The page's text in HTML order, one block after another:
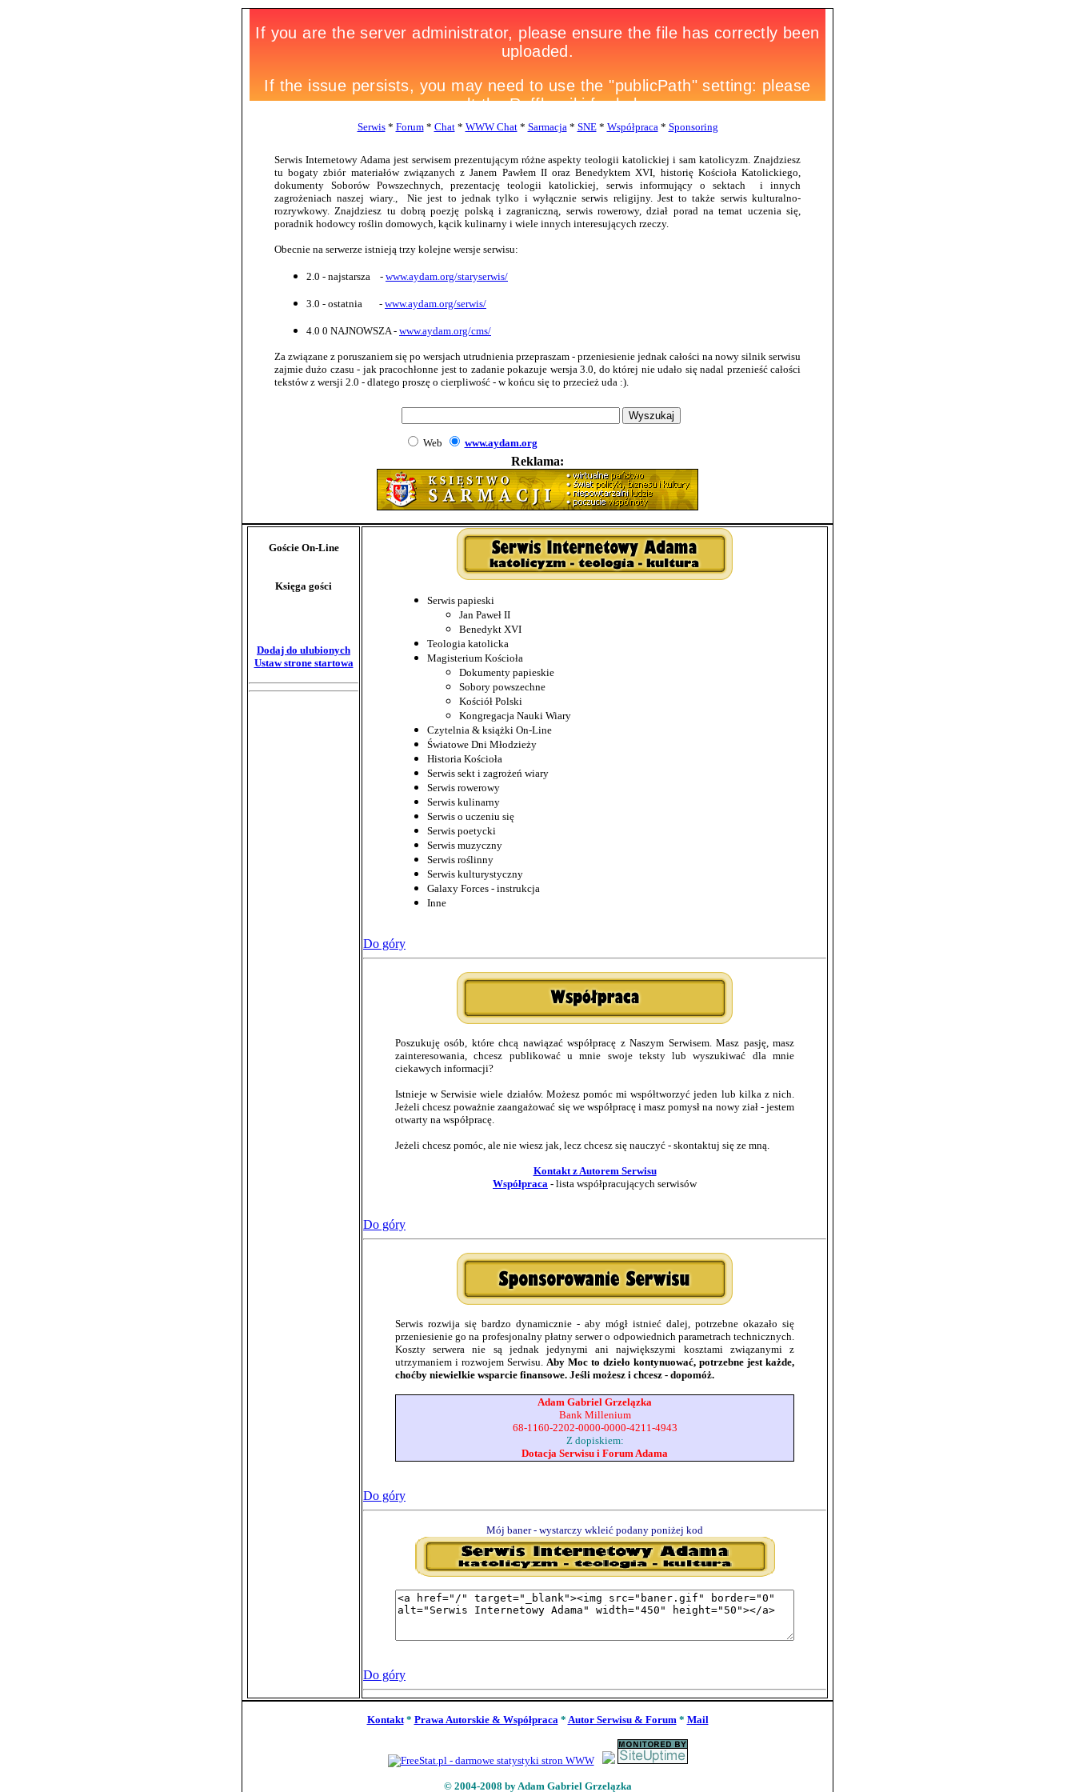
Serwis* Forum* Chat* WWW Chat* Sarmacja* SNE* Współpraca* Sponsoring
Serwis Internetowy Adama jest serwisem prezentującym różne aspekty teologii katolickiej i sam katolicyzm. Znajdziesz
tu bogaty zbiór materiałów związanych z Janem Pawłem II oraz Benedyktem XVI, historię Kościoła Katolickiego,
dokumenty Soborów Powszechnych, prezentację teologii katolickiej, serwis informujący o sektach i innych
zagrożeniach naszej wiary., Nie jest to jednak tylko i wyłącznie serwis religijny. Jest to także serwis kulturalno-
rozrywkowy. Znajdziesz tu dobrą poezję polską i zagraniczną, serwis rowerowy, dział porad na temat uczenia się,
poradnik hodowcy roślin domowych, kącik kulinarny i wiele innych interesujących rzeczy.
Obecnie na serwerze istnieją trzy kolejne wersje serwisu:
2.0 - najstarsza - www.aydam.org/staryserwis/
3.0 - ostatnia - www.aydam.org/serwis/
4.0 0 NAJNOWSZA - www.aydam.org/cms/
Za związane z poruszaniem się po wersjach utrudnienia przepraszam - przeniesienie jednak całości na nowy silnik serwisu
zajmie dużo czasu - jak pracochłonne jest to zadanie pokazuje wersja 3.0, do której nie udało się nadal przenieść całości
tekstów z wersji 2.0 - dlatego proszę o cierpliwość - w końcu się to przecież uda :).
Web www.aydam.org
Reklama:
Goście On-Line
Księga gości
Dodaj do ulubionych
Ustaw strone startowa
Serwis papieski
Jan Paweł II
Benedykt XVI
Teologia katolicka
Magisterium Kościoła
Dokumenty papieskie
Sobory powszechne
Kościół Polski
Kongregacja Nauki Wiary
Czytelnia & książki On-Line
Światowe Dni Młodzieży
Historia Kościoła
Serwis sekt i zagrożeń wiary
Serwis rowerowy
Serwis kulinarny
Serwis o uczeniu się
Serwis poetycki
Serwis muzyczny
Serwis roślinny
Serwis kulturystyczny
Galaxy Forces - instrukcja
Inne
Do góry
Poszukuję osób, które chcą nawiązać współpracę z Naszym Serwisem. Masz pasję, masz
zainteresowania, chcesz publikować u mnie swoje teksty lub wyszukiwać dla mnie
ciekawych informacji?
Istnieje w Serwisie wiele działów. Możesz pomóc mi współtworzyć jeden lub kilka z nich.
Jeżeli chcesz poważnie zaangażować się we współpracę i masz pomysł na nowy ział - jestem
otwarty na współpracę.
Jeżeli chcesz pomóc, ale nie wiesz jak, lecz chcesz się nauczyć - skontaktuj się ze mną.
Kontakt z Autorem Serwisu
Współpraca - lista współpracujących serwisów
Do góry
Serwis rozwija się bardzo dynamicznie - aby mógł istnieć dalej, potrzebne okazało się
przeniesienie go na profesjonalny płatny serwer o odpowiednich parametrach technicznych.
Koszty serwera nie są jednak jedynymi ani największymi kosztami związanymi z
utrzymaniem i rozwojem Serwisu. Aby Moc to dzieło kontynuować, potrzebne jest każde,
choćby niewielkie wsparcie finansowe. Jeśli możesz i chcesz - dopomóż.
Adam Gabriel Grzelązka
Bank Millenium
68-1160-2202-0000-0000-4211-4943
Z dopiskiem:
Dotacja Serwisu i Forum Adama
Do góry
Mój baner - wystarczy wkleić podany poniżej kod
Do góry
Kontakt* Prawa Autorskie & Współpraca* Autor Serwisu & Forum* Mail
© 2004-2008 by Adam Gabriel Grzelązka